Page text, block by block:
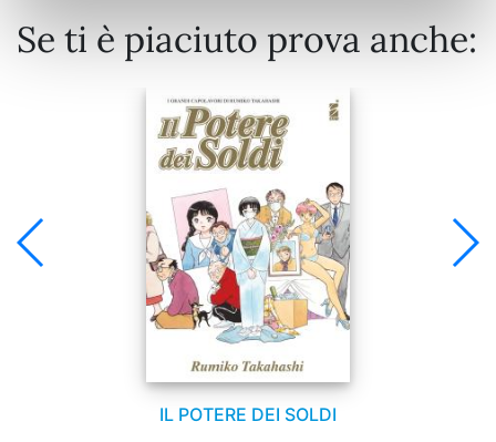
Se ti è piaciuto prova anche:
IL POTERE DEI SOLDI